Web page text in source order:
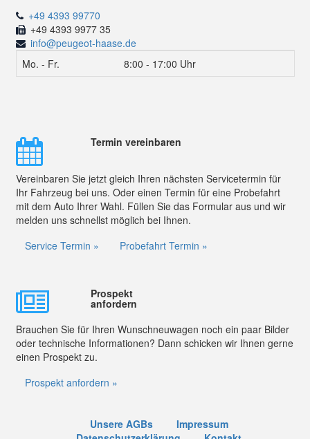
+49 4393 99770
+49 4393 9977 35
info@peugeot-haase.de
Mo. - Fr.
8:00 - 17:00 Uhr
Termin vereinbaren
Vereinbaren Sie jetzt gleich Ihren nächsten Servicetermin für
Ihr Fahrzeug bei uns. Oder einen Termin für eine Probefahrt
mit dem Auto Ihrer Wahl. Füllen Sie das Formular aus und wir
melden uns schnellst möglich bei Ihnen.
Service Termin »
Probefahrt Termin »
Prospekt
anfordern
Brauchen Sie für Ihren Wunschneuwagen noch ein paar Bilder
oder technische Informationen? Dann schicken wir Ihnen gerne
einen Prospekt zu.
Prospekt anfordern »
Unsere AGBs
Impressum